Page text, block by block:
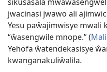
jwacinasi jwawo ali
Yesu paŵajimwisye mwali
“ŵasengwile mnope.” (
Yehofa ŵatendekasisye
kwanganakuliŵalila.